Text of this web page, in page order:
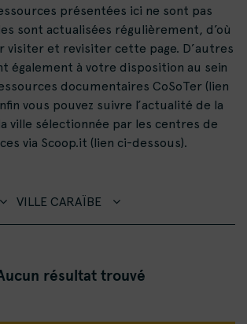
présentées ici ne sont pas
sont actualisées régulièrement, d’où
visiter et revisiter cette page. D’autres
également à votre disposition au sein
documentaires CoSoTer (lien
vous pouvez suivre l’actualité de la
ville sélectionnée par les centres de
via Scoop.it (lien ci-dessous).
VILLE CARAÏBE
résultat trouvé